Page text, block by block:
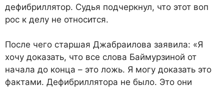
дефибриллятор. Судья подчеркнул, что этот воп
рос к делу не относится.
После чего старшая Джабраилова заявила: «Я
хочу доказать, что все слова Баймурзиной от
начала до конца – это ложь. Я могу доказать это
фактами. Дефибриллятора не было. Это они